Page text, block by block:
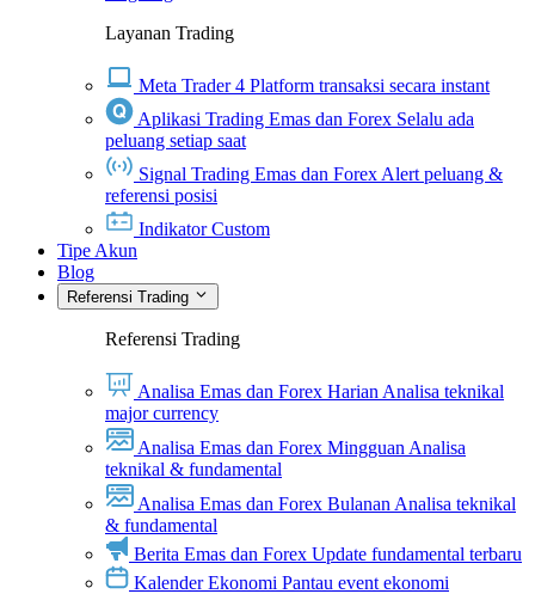
Layanan Trading
Meta Trader 4 Platform transaksi secara instant
Aplikasi Trading Emas dan Forex Selalu ada
peluang setiap saat
Signal Trading Emas dan Forex Alert peluang &
referensi posisi
Indikator Custom
Tipe Akun
Blog
Referensi Trading
Referensi Trading
Analisa Emas dan Forex Harian Analisa teknikal
major currency
Analisa Emas dan Forex Mingguan Analisa
teknikal & fundamental
Analisa Emas dan Forex Bulanan Analisa teknikal
& fundamental
Berita Emas dan Forex Update fundamental terbaru
Kalender Ekonomi Pantau event ekonomi